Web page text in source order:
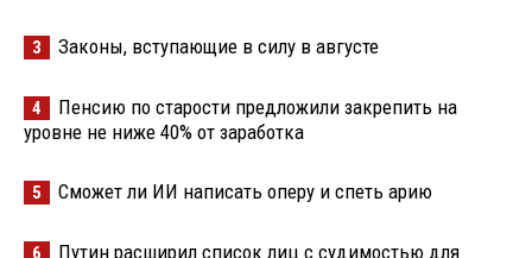
3 Законы, вступающие в силу в августе
4
Пенсию по старости предложили закрепить на
уровне не ниже 40% от заработка
5 Сможет ли ИИ написать оперу и спеть арию
6
Путин расширил список лиц с судимостью для